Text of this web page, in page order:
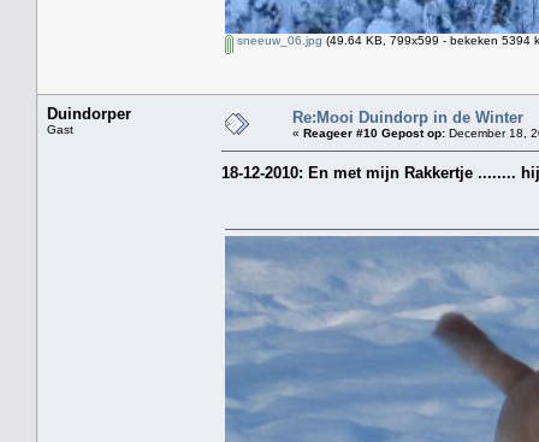
sneeuw_06.jpg (49.64 KB, 799x599 - bekeken 5394
Duindorper
Gast
Re:Mooi Duindorp in de Winter
« Reageer #10 Gepost op: December 18,
18-12-2010: En met mijn Rakkertje ........